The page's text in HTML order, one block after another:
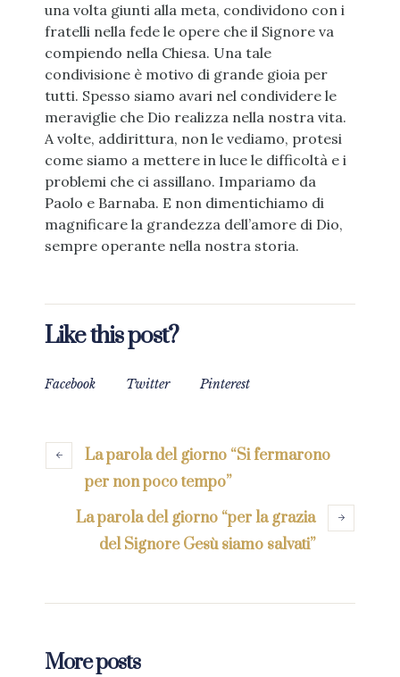
una volta giunti alla meta, condividono con i
fratelli nella fede le opere che il Signore va
compiendo nella Chiesa. Una tale
condivisione è motivo di grande gioia per
tutti. Spesso siamo avari nel condividere le
meraviglie che Dio realizza nella nostra vita.
A volte, addirittura, non le vediamo, protesi
come siamo a mettere in luce le difficoltà e i
problemi che ci assillano. Impariamo da
Paolo e Barnaba. E non dimentichiamo di
magnificare la grandezza dell’amore di Dio,
sempre operante nella nostra storia.
Like this post?
Facebook Twitter Pinterest
La parola del giorno “Si fermarono
per non poco tempo”
La parola del giorno “per la grazia
del Signore Gesù siamo salvati”
More posts